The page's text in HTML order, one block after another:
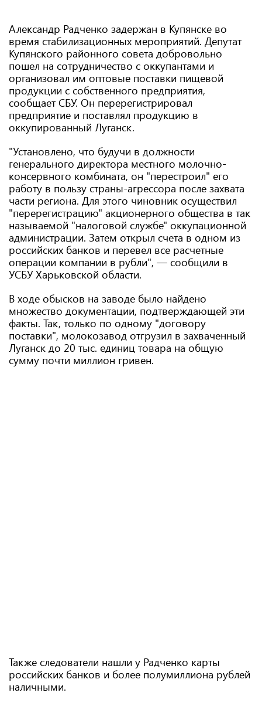
Александр Радченко задержан в Купянске во
время стабилизационных мероприятий. Депутат
Купянского районного совета добровольно
пошел на сотрудничество с оккупантами и
организовал им оптовые поставки пищевой
продукции с собственного предприятия,
сообщает СБУ. Он перерегистрировал
предприятие и поставлял продукцию в
оккупированный Луганск.
"Установлено, что будучи в должности
генерального директора местного молочно-
консервного комбината, он "перестроил" его
работу в пользу страны-агрессора после захвата
части региона. Для этого чиновник осуществил
"перерегистрацию" акционерного общества в так
называемой "налоговой службе" оккупационной
администрации. Затем открыл счета в одном из
российских банков и перевел все расчетные
операции компании в рубли", — сообщили в
УСБУ Харьковской области.
В ходе обысков на заводе было найдено
множество документации, подтверждающей эти
факты. Так, только по одному "договору
поставки", молокозавод отгрузил в захваченный
Луганск до 20 тыс. единиц товара на общую
сумму почти миллион гривен.
Также следователи нашли у Радченко карты
российских банков и более полумиллиона рублей
наличными.